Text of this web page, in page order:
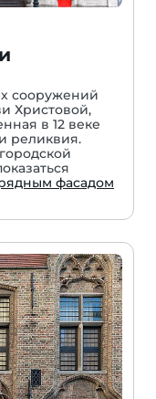
сооружений
Христовой,
в 12 веке
реликвия.
фасадом